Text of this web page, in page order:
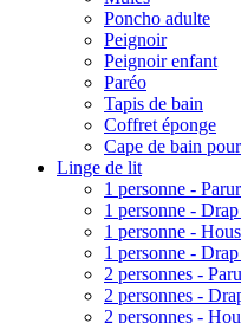
Poncho adulte
Peignoir
Peignoir enfant
Paréo
Tapis de bain
Coffret éponge
Cape de bain
Linge de lit
1 personne -
1 personne -
1 personne -
1 personne -
2 personnes -
2 personnes -
2 personnes -